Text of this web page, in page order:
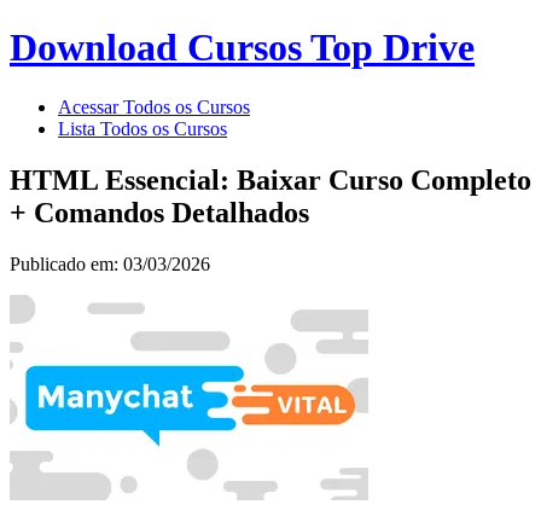
Download Cursos Top Drive
Acessar Todos os Cursos
Lista Todos os Cursos
HTML Essencial: Baixar Curso Completo
+ Comandos Detalhados
Publicado em: 03/03/2026